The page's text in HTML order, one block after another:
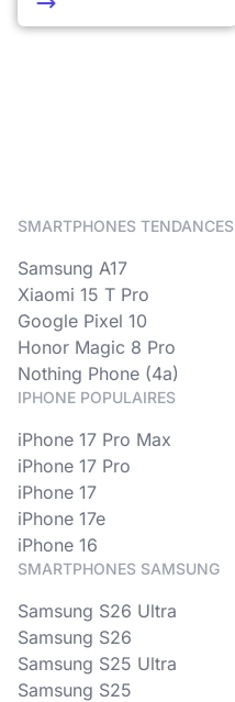
SMARTPHONES TENDANCES
Samsung A17
Xiaomi 15 T Pro
Google Pixel 10
Honor Magic 8 Pro
Nothing Phone (4a)
IPHONE POPULAIRES
iPhone 17 Pro Max
iPhone 17 Pro
iPhone 17
iPhone 17e
iPhone 16
SMARTPHONES SAMSUNG
Samsung S26 Ultra
Samsung S26
Samsung S25 Ultra
Samsung S25